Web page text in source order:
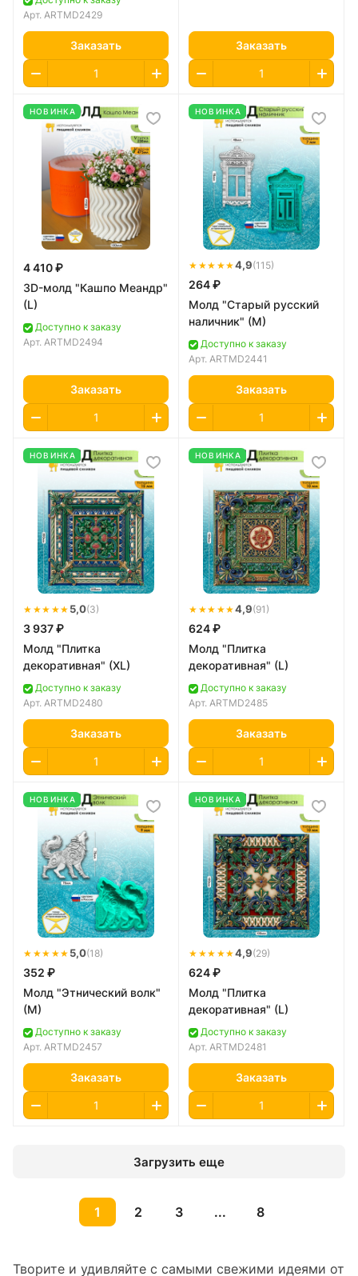
Арт. ARTMD2429
Заказать Заказать
НОВИНКА
4 410 ₽
3D-молд "Кашпо Меандр"
(L)
Доступно к заказу
Арт. ARTMD2494
Заказать
НОВИНКА
★★★★★4,9(115)
264 ₽
Молд "Старый русский
наличник" (M)
Доступно к заказу
Арт. ARTMD2441
Заказать
НОВИНКА
★★★★★ 5,0(3)
3 937 ₽
Молд "Плитка
декоративная" (XL)
Доступно к заказу
Арт. ARTMD2480
Заказать
НОВИНКА
★★★★★4,9(91)
624 ₽
Молд "Плитка
декоративная" (L)
Доступно к заказу
Арт. ARTMD2485
Заказать
НОВИНКА
★★★★★ 5,0(18)
352 ₽
Молд "Этнический волк"
(M)
Доступно к заказу
Арт. ARTMD2457
Заказать
НОВИНКА
★★★★★4,9(29)
624 ₽
Молд "Плитка
декоративная" (L)
Доступно к заказу
Арт. ARTMD2481
Заказать
Загрузить еще
1 2 3 ... 8
Творите и удивляйте с самыми свежими идеями от